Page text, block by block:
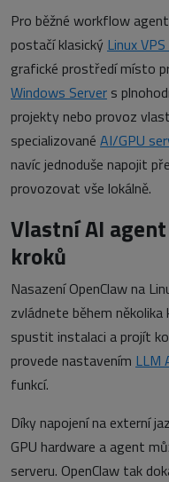
Pro běžné workflow
postačí klasický Linux
grafické prostředí místo
Windows Server s
projekty nebo provoz
specializované AI/GPU
navíc jednoduše napojit
provozovat vše lokálně.
Vlastní AI
kroků
Nasazení OpenClaw na
zvládnete během
spustit instalaci a projít
provede nastavením LLM
funkcí.
Díky napojení na externí
GPU hardware a agent
serveru. OpenClaw tak